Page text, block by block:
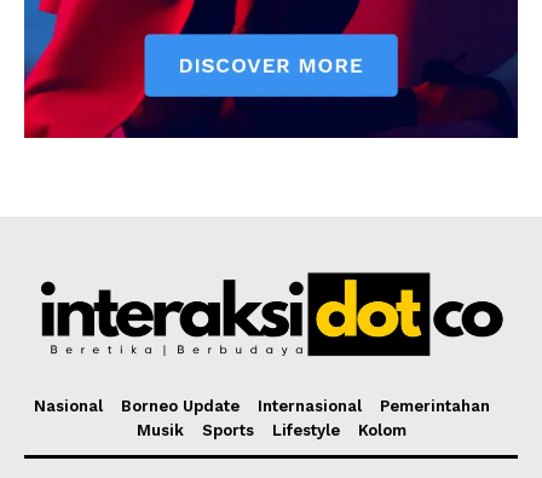
Nasional Borneo Update Internasional
Pemerintahan
Musik
Sports Lifestyle Kolom